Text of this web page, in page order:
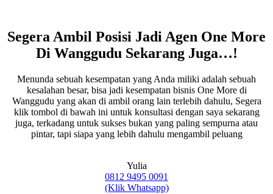
Segera Ambil Posisi Jadi Agen One More
Di Wanggudu Sekarang Juga…!
Menunda sebuah kesempatan yang Anda miliki adalah sebuah
kesalahan besar, bisa jadi kesempatan bisnis One More di
Wanggudu yang akan di ambil orang lain terlebih dahulu, Segera
klik tombol di bawah ini untuk konsultasi dengan saya sekarang
juga, terkadang untuk sukses bukan yang paling sempurna atau
pintar, tapi siapa yang lebih dahulu mengambil peluang
Yulia
0812 9495 0091
(Klik Whatsapp)